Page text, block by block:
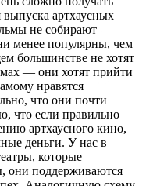
выпуска артхаусных
не собирают
менее популярны, чем
большинстве не хотят
— они хотят прийти
нравятся
что они почти
что если правильно
артхаусного кино,
деньги. У нас в
которые
они поддерживаются